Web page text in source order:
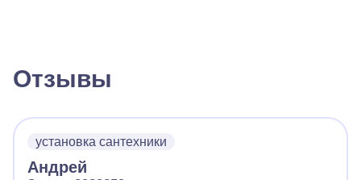
Отзывы
установка сантехники
Андрей